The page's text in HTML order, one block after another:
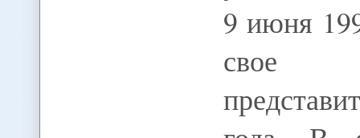
9 июня
свое